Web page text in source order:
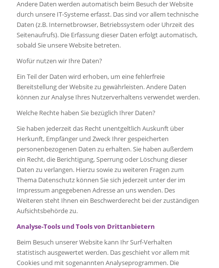
Andere Daten werden automatisch beim Besuch der Website
durch unsere IT-Systeme erfasst. Das sind vor allem technische
Daten (z.B. Internetbrowser, Betriebssystem oder Uhrzeit des
Seitenaufrufs). Die Erfassung dieser Daten erfolgt automatisch,
sobald Sie unsere Website betreten.
Wofür nutzen wir Ihre Daten?
Ein Teil der Daten wird erhoben, um eine fehlerfreie
Bereitstellung der Website zu gewährleisten. Andere Daten
können zur Analyse Ihres Nutzerverhaltens verwendet werden.
Welche Rechte haben Sie bezüglich Ihrer Daten?
Sie haben jederzeit das Recht unentgeltlich Auskunft über
Herkunft, Empfänger und Zweck Ihrer gespeicherten
personenbezogenen Daten zu erhalten. Sie haben außerdem
ein Recht, die Berichtigung, Sperrung oder Löschung dieser
Daten zu verlangen. Hierzu sowie zu weiteren Fragen zum
Thema Datenschutz können Sie sich jederzeit unter der im
Impressum angegebenen Adresse an uns wenden. Des
Weiteren steht Ihnen ein Beschwerderecht bei der zuständigen
Aufsichtsbehörde zu.
Analyse-Tools und Tools von Drittanbietern
Beim Besuch unserer Website kann Ihr Surf-Verhalten
statistisch ausgewertet werden. Das geschieht vor allem mit
Cookies und mit sogenannten Analyseprogrammen. Die